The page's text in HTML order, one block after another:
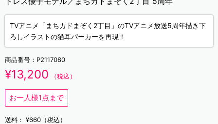
TVアニメ「まちカドまぞく2丁目」のTVアニメ放送5周年描き下
ろしイラストの猫耳パーカーを再現！
商品番号： P2117080
¥13,200 （税込）
お一人様1点まで
送料： ¥660（税込）